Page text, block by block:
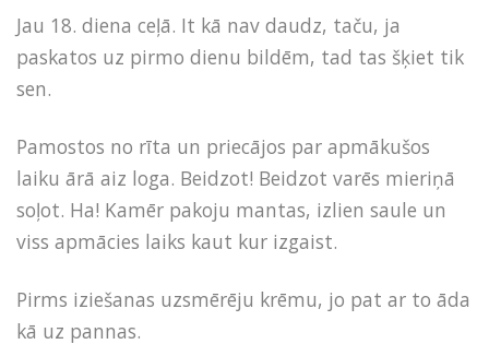
Jau 18. diena ceļā. It kā nav daudz, taču, ja
paskatos uz pirmo dienu bildēm, tad tas šķiet tik
sen.
Pamostos no rīta un priecājos par apmākušos
laiku ārā aiz loga. Beidzot! Beidzot varēs mieriņā
soļot. Ha! Kamēr pakoju mantas, izlien saule un
viss apmācies laiks kaut kur izgaist.
Pirms iziešanas uzsmērēju krēmu, jo pat ar to āda
kā uz pannas.